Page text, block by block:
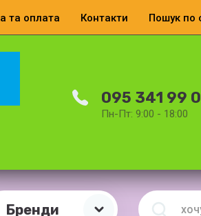
та оплата Контакти Пошук по
095 341 99
Пн-Пт: 9:00 - 18:00
Бренди